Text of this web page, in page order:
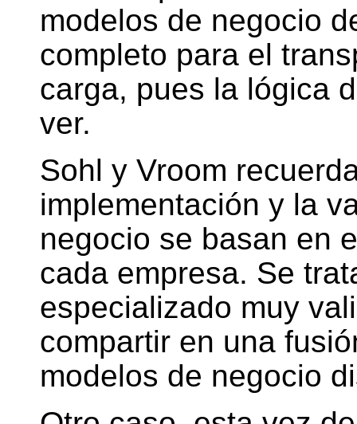
modelos de negocio
completo para el
carga, pues la lógica
ver.
Sohl y Vroom
implementación y la
negocio se basan en
cada empresa. Se
especializado muy
compartir en una
modelos de negocio